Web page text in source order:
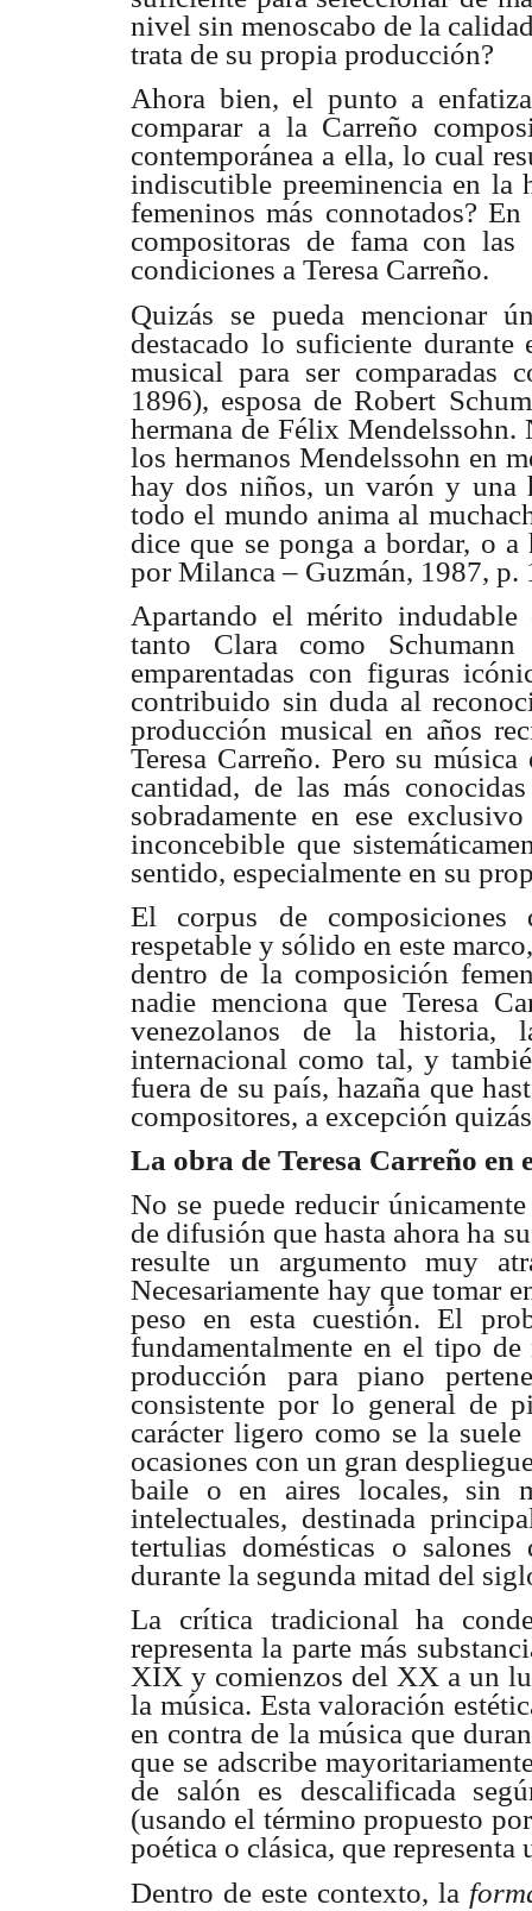
nivel sin menoscabo de la
trata de su propia producción?
Ahora bien, el punto a
comparar a la Carreño
contemporánea a ella, lo cual
indiscutible preeminencia en la
femeninos más connotados?
compositoras de fama con
condiciones a Teresa Carreño.
Quizás se pueda mencionar
destacado lo suficiente
musical para ser comparadas
1896), esposa de Robert
hermana de Félix Mendelssohn.
los hermanos Mendelssohn en
hay dos niños, un varón y una
todo el mundo anima al
dice que se ponga a bordar, o a
por Milanca – Guzmán, 1987, p.
Apartando el mérito
tanto Clara como Schumann
emparentadas con figuras
contribuido sin duda al
producción musical en años
Teresa Carreño. Pero su
cantidad, de las más
sobradamente en ese
inconcebible que
sentido, especialmente en su
El corpus de composiciones
respetable y sólido en este
dentro de la composición
nadie menciona que Teresa
venezolanos de la historia,
internacional como tal, y
fuera de su país, hazaña que
compositores, a excepción
La obra de Teresa Carreño en
No se puede reducir
de difusión que hasta ahora ha
resulte un argumento muy
Necesariamente hay que tomar
peso en esta cuestión. El
fundamentalmente en el tipo de
producción para piano
consistente por lo general de
carácter ligero como se la
ocasiones con un gran
baile o en aires locales, sin
intelectuales, destinada
tertulias domésticas o
durante la segunda mitad del
La crítica tradicional ha
representa la parte más
XIX y comienzos del XX a un
la música. Esta valoración
en contra de la música que
que se adscribe
de salón es descalificada
(usando el término propuesto
poética o clásica, que
Dentro de este contexto, la